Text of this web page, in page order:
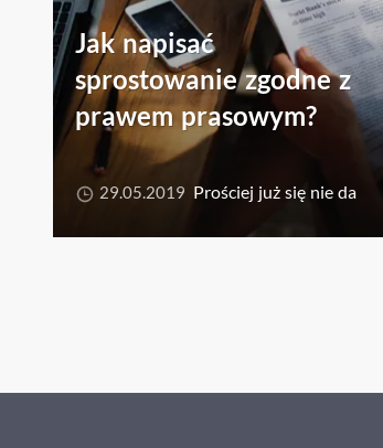
Jak napisać
sprostowanie zgodne z
prawem prasowym?
29.05.2019 Prościej już się nie da